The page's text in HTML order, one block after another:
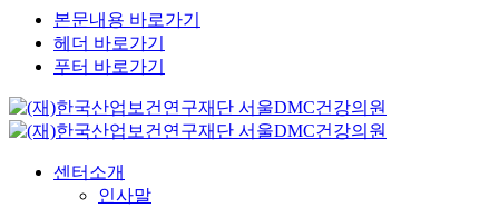
본문내용 바로가기
헤더 바로가기
푸터 바로가기
센터소개
인사말